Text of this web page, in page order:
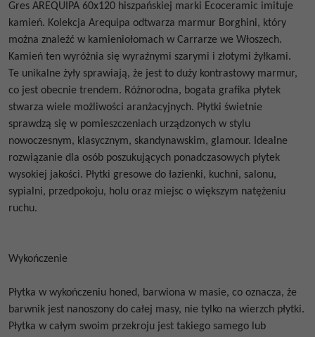
Gres AREQUIPA 60x120 hiszpańskiej marki Ecoceramic imituje
kamień. Kolekcja Arequipa odtwarza marmur Borghini, który
można znaleźć w kamieniołomach w Carrarze we Włoszech.
Kamień ten wyróżnia się wyraźnymi szarymi i złotymi żyłkami.
Te unikalne żyły sprawiają, że jest to duży kontrastowy marmur,
co jest obecnie trendem. Różnorodna, bogata grafika płytek
stwarza wiele możliwości aranżacyjnych. Płytki świetnie
sprawdzą się w pomieszczeniach urządzonych w stylu
nowoczesnym, klasycznym, skandynawskim, glamour. Idealne
rozwiązanie dla osób poszukujących ponadczasowych płytek
wysokiej jakości. Płytki gresowe do łazienki, kuchni, salonu,
sypialni, przedpokoju, holu oraz miejsc o większym natężeniu
ruchu.
Wykończenie
Płytka w wykończeniu honed, barwiona w masie, co oznacza, że
barwnik jest nanoszony do całej masy, nie tylko na wierzch płytki.
Płytka w całym swoim przekroju jest takiego samego lub